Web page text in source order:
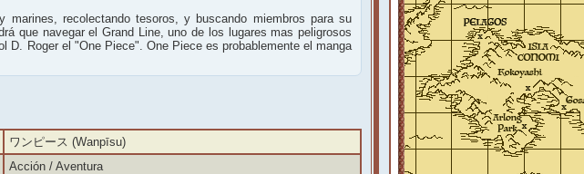
marines, recolectando tesoros, y buscando miembros para su
que navegar el Grand Line, uno de los lugares mas peligrosos
D. Roger el "One Piece". One Piece es probablemente el manga
ワンピース (Wanpīsu)
Acción / Aventura